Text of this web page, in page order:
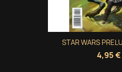
STAR WARS
4,95 €